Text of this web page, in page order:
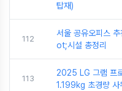
탑재)
112
서울 공유오피스
ot;시설 총정리
113
2025 LG 그램 프
1.199kg 초경량 사